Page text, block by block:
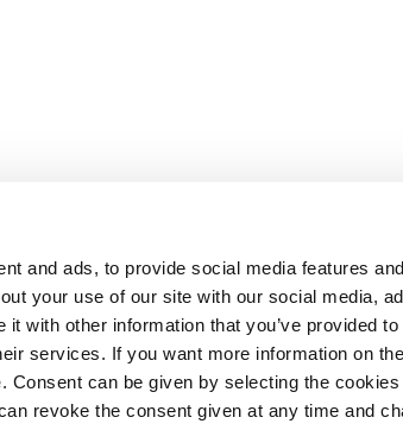
and ads, to provide social media features
your use of our site with our social media,
with other information that you’ve provided
services. If you want more information on
. Consent can be given by selecting the
revoke the consent given at any time and
LIVRAISON
CONDITIONS GÉNÉRALES DE
RETOURS
PAIEMENT ET SÉCURITÉ
CONDITIONS GÉNÉRALES